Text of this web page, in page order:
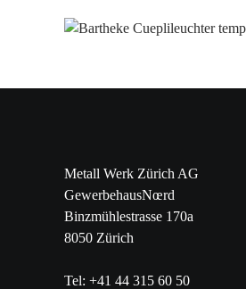
Metall Werk Zürich AG
GewerbehausNœrd
Binzmühlestrasse 170a
8050 Zürich
Tel: +41 44 315 60 50